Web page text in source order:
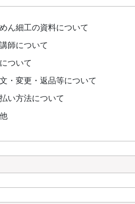
ん細工の資料について
師について
ついて
・変更・返品等について
い方法について